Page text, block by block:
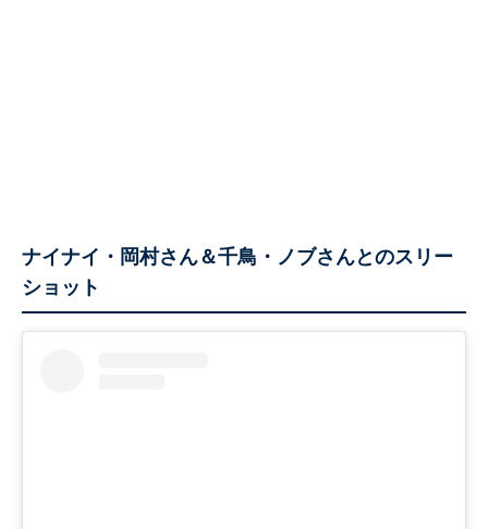
ナイナイ・岡村さん＆千鳥・ノブさんとのスリー
ショット